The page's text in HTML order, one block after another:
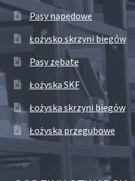
Pasy napędowe
Łożysko skrzyni biegów
Pasy zębate
Łożyska SKF
Łożyska skrzyni biegów
Łożyska przegubowe